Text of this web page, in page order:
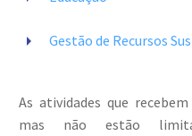

 Gestão de Recursos
As atividades que
mas não estão